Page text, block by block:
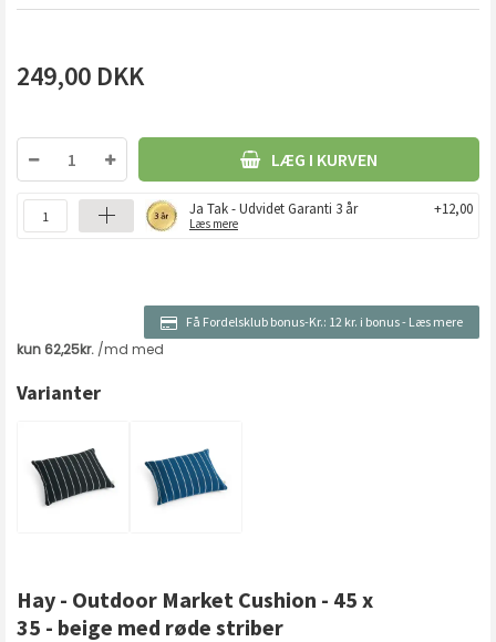
249,00 DKK
LÆG I KURVEN
Ja Tak - Udvidet Garanti 3 år
Læs mere
+12,00
Få Fordelsklub bonus-Kr.: 12 kr. i bonus- Læs mere
Varianter
Hay - Outdoor Market Cushion - 45 x
35 - beige med røde striber